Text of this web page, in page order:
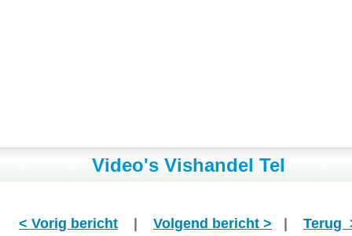
Video's Vishandel Tel
< Vorig bericht Volgend bericht > Terug